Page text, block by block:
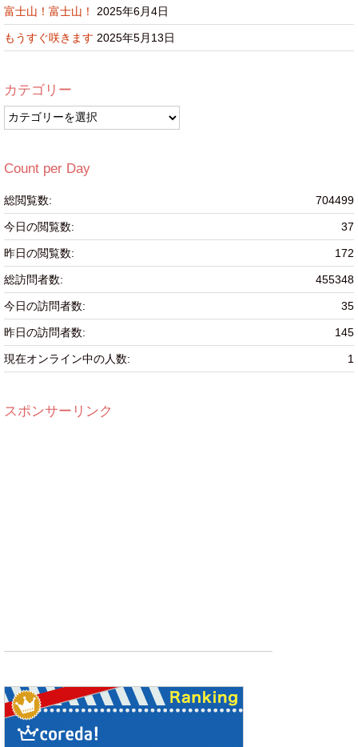
富士山！富士山！ 2025年6月4日
もうすぐ咲きます 2025年5月13日
カテゴリー
カ
テ
リ
Count per Day
704499
総閲覧数:
37
今日の閲覧数:
172
昨日の閲覧数:
455348
総訪問者数:
35
今日の訪問者数:
145
昨日の訪問者数:
1
現在オンライン中の人数:
スポンサーリンク